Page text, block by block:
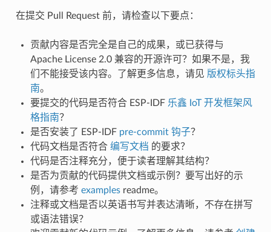
在提交 Pull Request 前，请检查以下要点：
贡献内容是否完全是自己的成果，或已获得与
Apache License 2.0 兼容的开源许可？如果不是，我
们不能接受该内容。了解更多信息，请见 版权标头指
南。
要提交的代码是否符合 ESP-IDF 乐鑫 IoT 开发框架风
格指南？
是否安装了 ESP-IDF pre-commit 钩子？
代码文档是否符合 编写文档 的要求？
代码是否注释充分，便于读者理解其结构？
是否为贡献的代码提供文档或示例？要写出好的示
例，请参考 examplesreadme。
注释或文档是否以英语书写并表达清晰，不存在拼写
或语法错误？